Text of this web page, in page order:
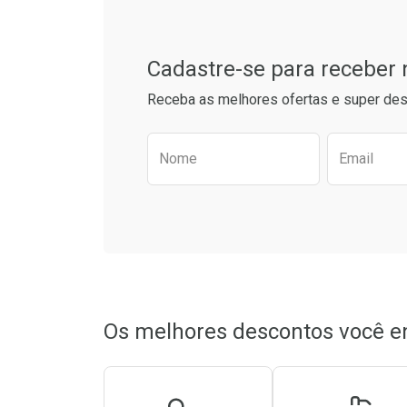
Ativar Desconto
Cadastre-se para receber
Receba as melhores ofertas e super
Preencha o formulário
Nome Email
Os melhores descontos você